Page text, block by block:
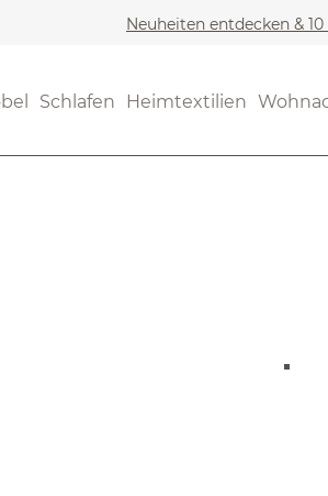
Neuheiten entdecken &
Schlafen Heimtextilien